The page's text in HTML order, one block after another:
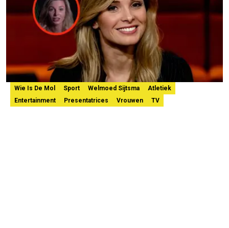
Wie Is De Mol Sport Welmoed Sijtsma
Atletiek
Entertainment
Presentatrices Vrouwen TV